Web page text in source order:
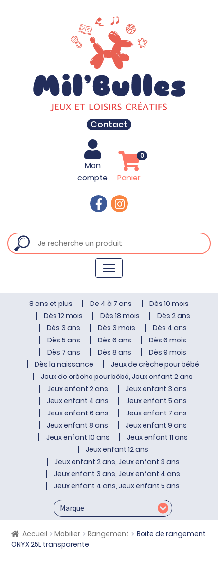
Contact
Mon
compte
Panier
0
8 ans et plus De 4 à 7 ans
Dès 10 mois
Dès 12 mois
Dès 18 mois
Dès 2 ans
Dès 3 ans
Dès 3 mois
Dès 4 ans
Dès 5 ans
Dès 6 ans
Dès 6 mois
Dès 7 ans
Dès 8 ans
Dès 9 mois
Dès la naissance
Jeux de crèche pour bébé
Jeux de crèche pour bébé, Jeux enfant 2 ans
Jeux enfant 2 ans
Jeux enfant 3 ans
Jeux enfant 4 ans
Jeux enfant 5 ans
Jeux enfant 6 ans
Jeux enfant 7 ans
Jeux enfant 8 ans
Jeux enfant 9 ans
Jeux enfant 10 ans
Jeux enfant 11 ans
Jeux enfant 12 ans
Jeux enfant 2 ans, Jeux enfant 3 ans
Jeux enfant 3 ans, Jeux enfant 4 ans
Jeux enfant 4 ans, Jeux enfant 5 ans
Accueil Mobilier Rangement
Boite de rangement
ONYX 25L transparente